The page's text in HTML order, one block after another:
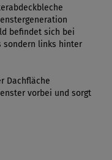
befindet sich bei
sondern links hinter
Dachfläche
vorbei und sorgt